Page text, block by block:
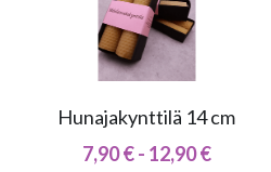
Hunajakynttilä 14 cm
7,90 € - 12,90 €